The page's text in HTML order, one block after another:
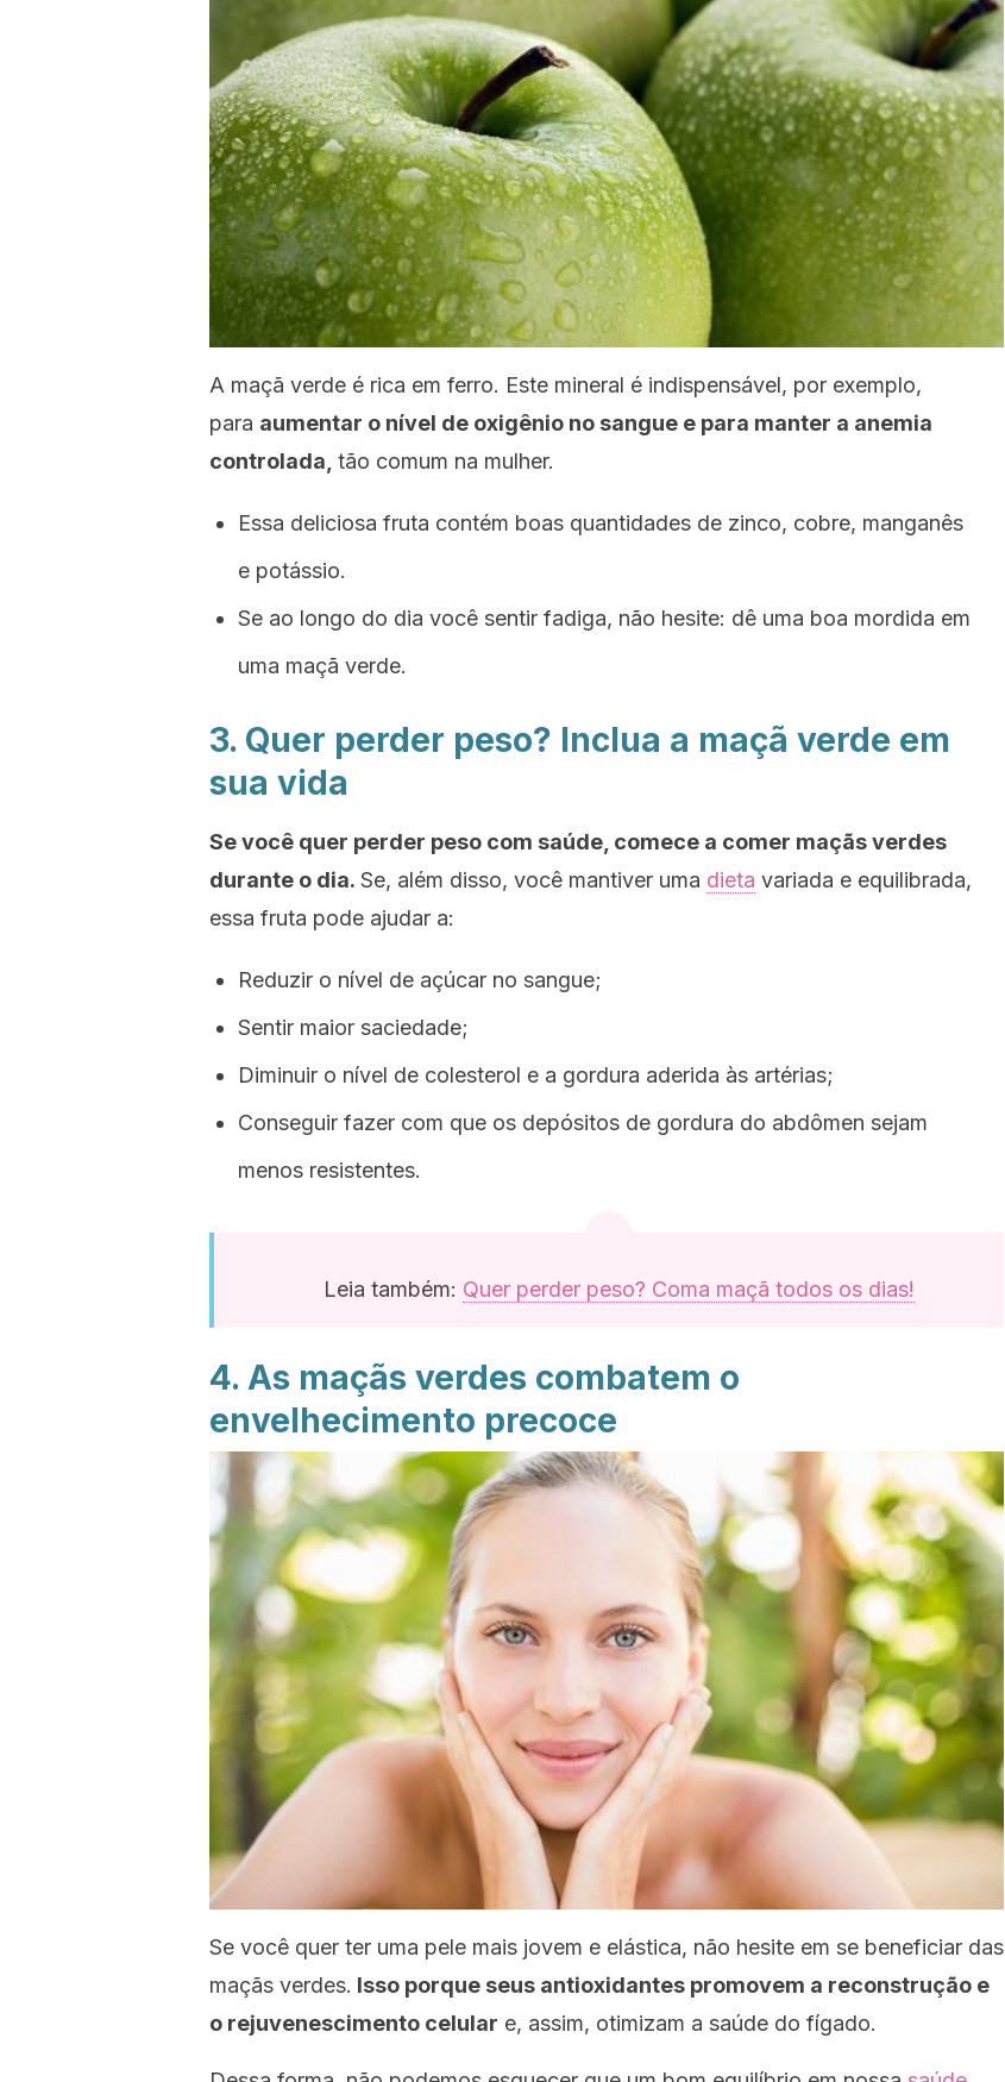
A maçã verde é rica em ferro. Este mineral é indispensável, por exemplo,
para aumentar o nível de oxigênio no sangue e para manter a anemia
controlada, tão comum na mulher.
Essa deliciosa fruta contém boas quantidades de zinco, cobre, manganês
e potássio.
Se ao longo do dia você sentir fadiga, não hesite: dê uma boa mordida em
uma maçã verde.
3. Quer perder peso? Inclua a maçã verde em
sua vida
Se você quer perder peso com saúde, comece a comer maçãs verdes
durante o dia. Se, além disso, você mantiver uma dieta variada e equilibrada,
essa fruta pode ajudar a:
Reduzir o nível de açúcar no sangue;
Sentir maior saciedade;
Diminuir o nível de colesterol e a gordura aderida às artérias;
Conseguir fazer com que os depósitos de gordura do abdômen sejam
menos resistentes.
Leia também: Quer perder peso? Coma maçã todos os dias!
4. As maçãs verdes combatem o
envelhecimento precoce
Se você quer ter uma pele mais jovem e elástica, não hesite em se beneficiar das
maçãs verdes. Isso porque seus antioxidantes promovem a reconstrução e
o rejuvenescimento celular e, assim, otimizam a saúde do fígado.